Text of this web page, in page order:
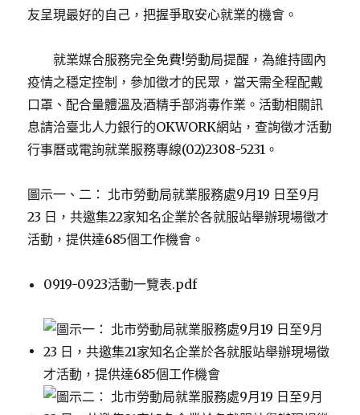
友呈現最好的自己，把握爭取安心就業的機會。
就業媒合服務完全免費!勞動局提醒，為維持國內
疫情之穩定控制，參加徵才的民眾，當天需全程配戴
口罩、配合量體溫及酒精手部消毒作業。活動相關訊
息請洽臺北人力銀行的OKWORK網站，查詢徵才活動
行事曆或電詢就業服務專線(02)2308-5231。
圖示一、二： 北市勞動局就業服務處9月19 日至9月
23 日，共邀集22家知名企業於各就服站舉辦現場徵才
活動，提供達685個工作機會。
0919-0923活動一覽表.pdf